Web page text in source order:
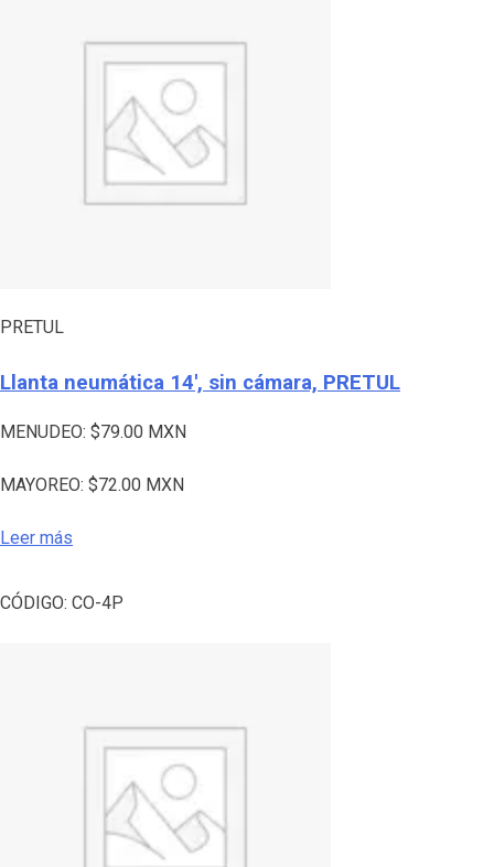
PRETUL
Llanta neumática 14′, sin cámara, PRETUL
MENUDEO: $79.00 MXN
MAYOREO: $72.00 MXN
Leer más
CÓDIGO: CO-4P